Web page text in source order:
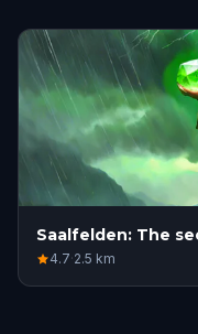
Saalfelden: The
4.7·2.5 km